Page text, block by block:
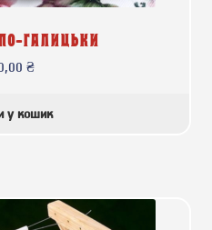
ГАЛИЦЬКИ
₴
у кошик